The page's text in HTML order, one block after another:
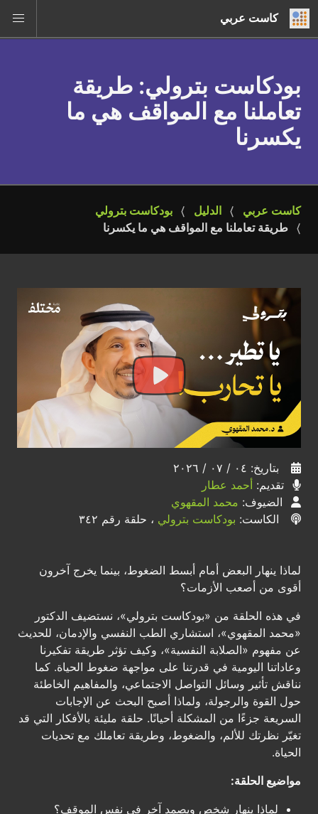
كاست عربي
بودكاست بترولي: طريقة
تعاملنا مع المواقف هي ما
يكسرنا
كاست عربي الدليل
بودكاست بترولي
طريقة تعاملنا مع المواقف هي ما يكسرنا
بتاريخ: ٠٤ / ٠٧ / ٢٠٢٦
تقديم: أحمد عطار
الضيوف: محمد المقهوي
الكاست: بودكاست بترولي ، حلقة رقم ٣٤٢
لماذا ينهار البعض أمام أبسط الضغوط، بينما يخرج آخرون
أقوى من أصعب الأزمات؟
في هذه الحلقة من «بودكاست بترولي»، نستضيف الدكتور
«محمد المقهوي»، استشاري الطب النفسي والإدمان، للحديث
عن مفهوم «الصلابة النفسية»، وكيف تؤثر طريقة تفكيرنا
وعاداتنا اليومية في قدرتنا على مواجهة ضغوط الحياة. كما
نناقش تأثير وسائل التواصل الاجتماعي، والمفاهيم الخاطئة
حول القوة والرجولة، ولماذا أصبح البحث عن الإجابات
السريعة جزءًا من المشكلة أحيانًا. حلقة مليئة بالأفكار التي قد
تغيّر نظرتك للألم، والضغوط، وطريقة تعاملك مع تحديات
الحياة.
مواضيع الحلقة:
لماذا ينهار شخص ويصمد آخر في نفس الموقف؟